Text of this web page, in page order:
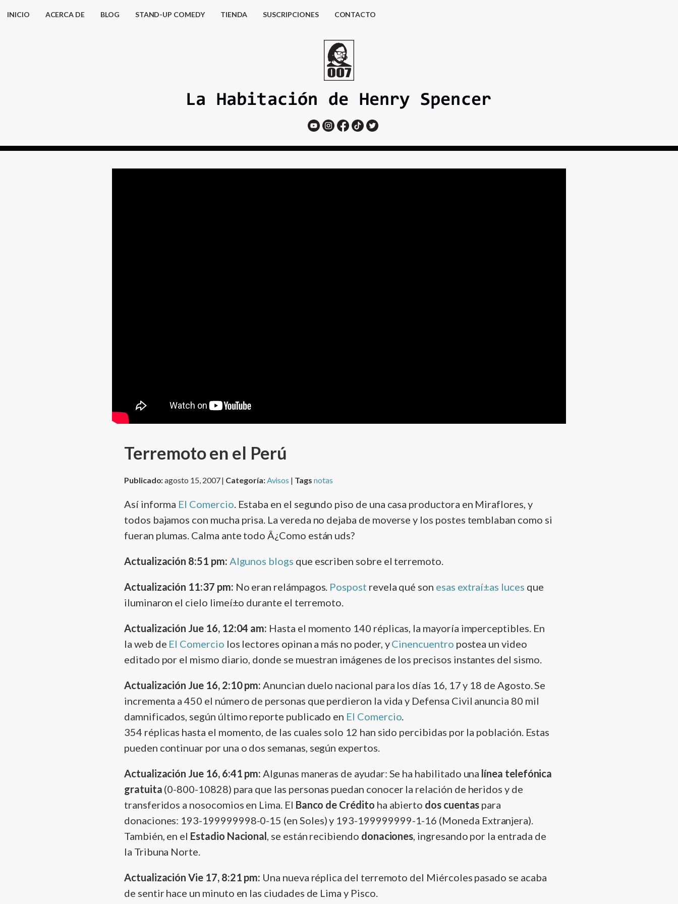
INICIO ACERCA DE BLOG STAND-UP COMEDY TIENDA SUSCRIPCIONES CONTACTO
Terremoto en el Perú
Publicado:agosto 15, 2007 | Categoría:Avisos | Tags notas
Así­ informa El Comercio. Estaba en el segundo piso de una casa productora en Miraflores, y
todos bajamos con mucha prisa. La vereda no dejaba de moverse y los postes temblaban como si
fueran plumas. Calma ante todo Â¿Como están uds?
Actualización 8:51 pm: Algunos blogs que escriben sobre el terremoto.
Actualización 11:37 pm: No eran relámpagos. Pospost revela qué son esas extraí±as luces que
iluminaron el cielo limeí±o durante el terremoto.
Actualización Jue 16, 12:04 am: Hasta el momento 140 réplicas, la mayorí­a imperceptibles. En
la web de El Comercio los lectores opinan a más no poder, yCinencuentro postea un video
editado por el mismo diario, donde se muestran imágenes de los precisos instantes del sismo.
Actualización Jue 16, 2:10 pm: Anuncian duelo nacional para los dí­as 16, 17 y 18 de Agosto. Se
incrementa a 450 el número de personas que perdieron la vida y Defensa Civil anuncia 80 mil
damnificados, según último reporte publicado en El Comercio.
354 réplicas hasta el momento, de las cuales solo 12 han sido percibidas por la población. Estas
pueden continuar por una o dos semanas, según expertos.
Actualización Jue 16, 6:41 pm: Algunas maneras de ayudar: Se ha habilitado una lí­nea telefónica
gratuita (0-800-10828) para que las personas puedan conocer la relación de heridos y de
transferidos a nosocomios en Lima. El Banco de Crédito ha abierto dos cuentas para
donaciones: 193-199999998-0-15 (en Soles) y 193-199999999-1-16 (Moneda Extranjera).
También, en el Estadio Nacional, se están recibiendo donaciones, ingresando por la entrada de
la Tribuna Norte.
Actualización Vie 17, 8:21 pm: Una nueva réplica del terremoto del Miércoles pasado se acaba
de sentir hace un minuto en las ciudades de Lima y Pisco.